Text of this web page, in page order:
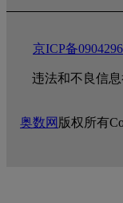
京ICP备
违法和不良信息
奥数网 版权所有